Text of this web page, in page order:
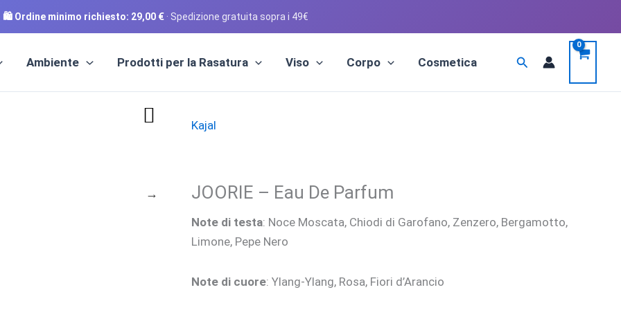
🛍️ Ordine minimo richiesto: 29,00 € · Spedizione gratuita sopra i 49€
Ambiente Prodotti per la Rasatura Viso Corpo Cosmetica Cerca
Kajal
JOORIE – Eau De Parfum
Note di testa: Noce Moscata, Chiodi di Garofano, Zenzero, Bergamotto,
Limone, Pepe Nero
Note di cuore: Ylang-Ylang, Rosa, Fiori d’Arancio